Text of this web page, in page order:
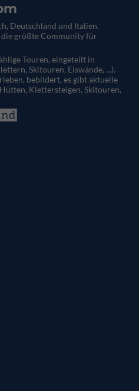
Deutschland und Italien.
die größte Community für
Touren, eingeteilt in
Skitouren, Eiswände, ...).
bebildert, es gibt aktuelle
Klettersteigen, Skitouren,